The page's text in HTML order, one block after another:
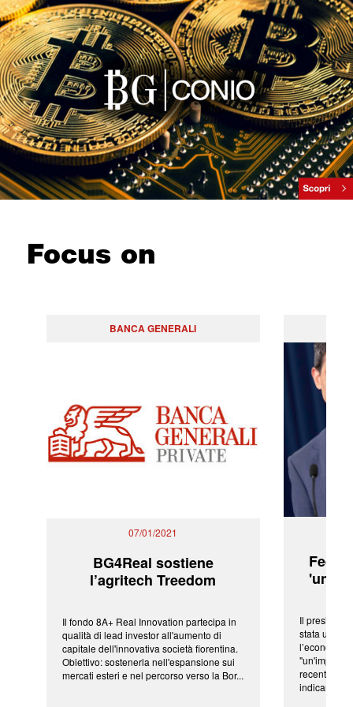
Focus on
BANCA GENERALI
07/01/2021
BG4Real sostiene
l’agritech Treedom
Il fondo 8A+ Real Innovation partecipa in
qualità di lead investor all'aumento di
capitale dell'innovativa società fiorentina.
Obiettivo: sostenerla nell'espansione sui
mercati esteri e nel percorso verso la Bor...
Fed:
'una
Il
stata una
l’economia
recenti
indicano